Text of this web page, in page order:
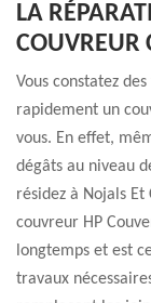
LA
COUVREUR
Vous constatez
rapidement un
vous. En effet,
dégâts au niveau
résidez à Nojals
couvreur HP
longtemps et est
travaux